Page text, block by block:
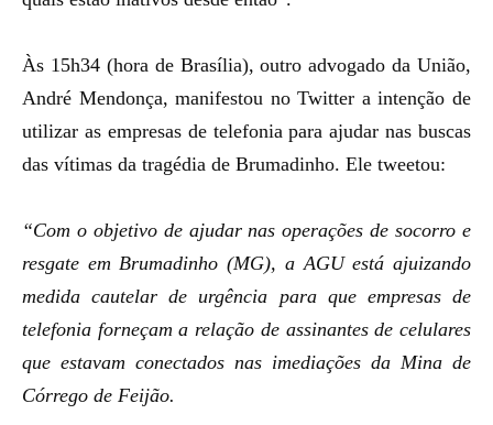
Às 15h34 (hora de Brasília), outro advogado da União,
André Mendonça, manifestou no Twitter a intenção de
utilizar as empresas de telefonia para ajudar nas buscas
das vítimas da tragédia de Brumadinho. Ele tweetou:
“Com o objetivo de ajudar nas operações de socorro e
resgate em Brumadinho (MG), a AGU está ajuizando
medida cautelar de urgência para que empresas de
telefonia forneçam a relação de assinantes de celulares
que estavam conectados nas imediações da Mina de
Córrego de Feijão.